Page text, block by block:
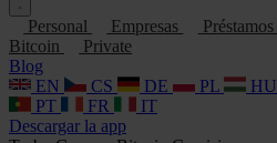
Personal Empresas Préstamos
Bitcoin
Private
Blog
EN
CS DE PL HU
PT
FR
IT
Descargar la app